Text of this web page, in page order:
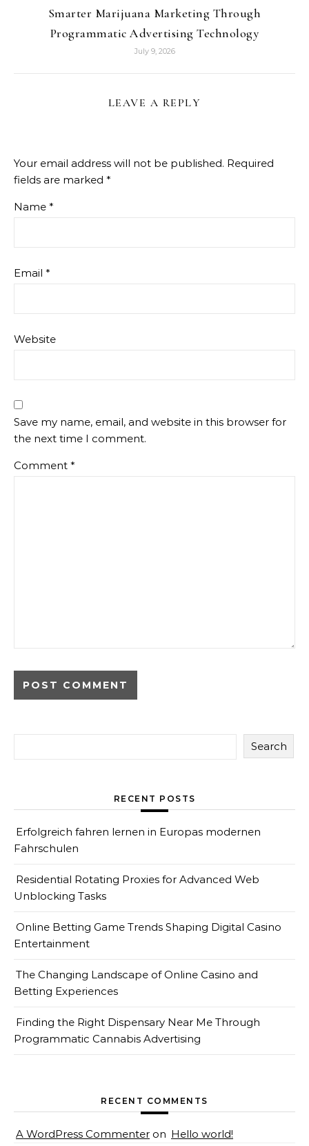
Smarter Marijuana Marketing Through
Programmatic Advertising Technology
July 9, 2026
LEAVE A REPLY
Your email address will not be published. Required
fields are marked *
Name *
Email *
Website
Save my name, email, and website in this browser for
the next time I comment.
Comment *
Search
RECENT POSTS
Erfolgreich fahren lernen in Europas modernen
Fahrschulen
Residential Rotating Proxies for Advanced Web
Unblocking Tasks
Online Betting Game Trends Shaping Digital Casino
Entertainment
The Changing Landscape of Online Casino and
Betting Experiences
Finding the Right Dispensary Near Me Through
Programmatic Cannabis Advertising
RECENT COMMENTS
A WordPress Commenter on Hello world!